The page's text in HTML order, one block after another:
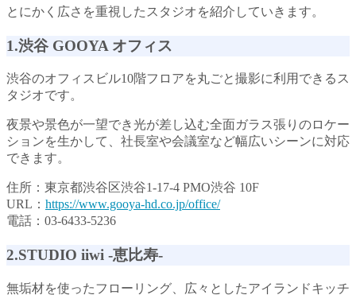
とにかく広さを重視したスタジオを紹介していきます。
1.渋谷 GOOYA オフィス
渋谷のオフィスビル10階フロアを丸ごと撮影に利用できるス
タジオです。
夜景や景色が一望でき光が差し込む全面ガラス張りのロケー
ションを生かして、社長室や会議室など幅広いシーンに対応
できます。
住所：東京都渋谷区渋谷1-17-4 PMO渋谷 10F
URL： https://www.gooya-hd.co.jp/office/
電話：03-6433-5236
2.STUDIO iiwi -恵比寿-
無垢材を使ったフローリング、広々としたアイランドキッチ